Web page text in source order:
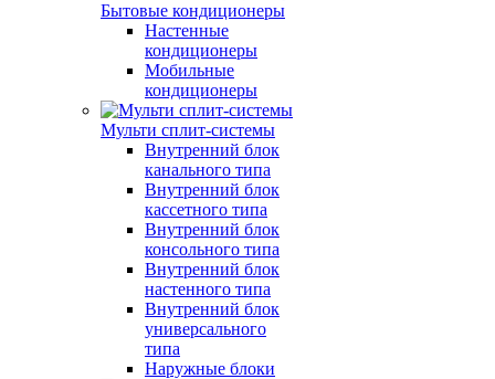
Бытовые кондиционеры
Настенные
кондиционеры
Мобильные
кондиционеры
Мульти сплит-системы
Внутренний блок
канального типа
Внутренний блок
кассетного типа
Внутренний блок
консольного типа
Внутренний блок
настенного типа
Внутренний блок
универсального
типа
Наружные блоки